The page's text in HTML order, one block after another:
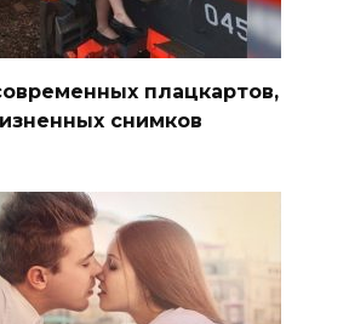
плацкартов,
снимков